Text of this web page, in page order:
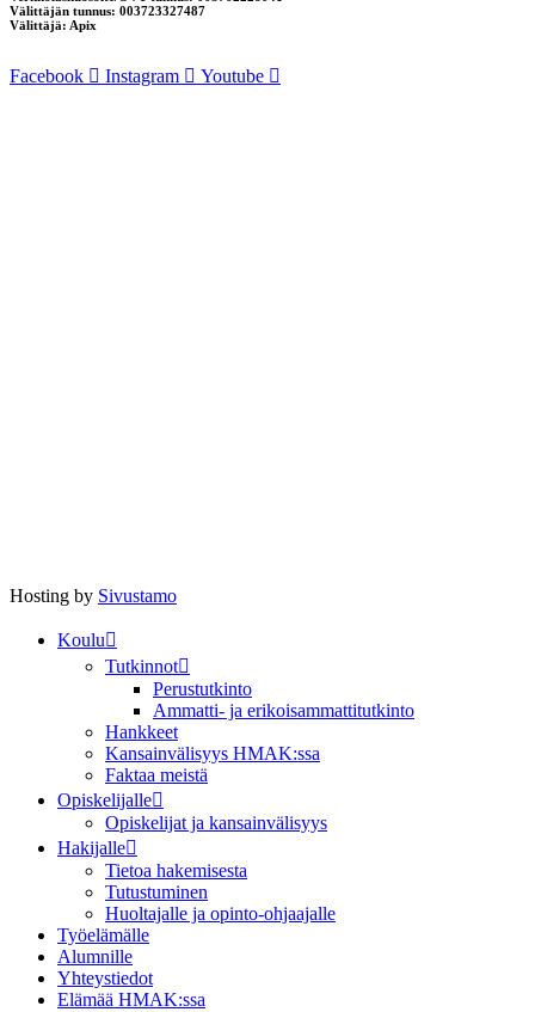
Välittäjän tunnus: 003723327487
Välittäjä: Apix
Facebook Instagram Youtube
Hosting by Sivustamo
Koulu
Tutkinnot
Perustutkinto
Ammatti- ja erikoisammattitutkinto
Hankkeet
Kansainvälisyys HMAK:ssa
Faktaa meistä
Opiskelijalle
Opiskelijat ja kansainvälisyys
Hakijalle
Tietoa hakemisesta
Tutustuminen
Huoltajalle ja opinto-ohjaajalle
Työelämälle
Alumnille
Yhteystiedot
Elämää HMAK:ssa